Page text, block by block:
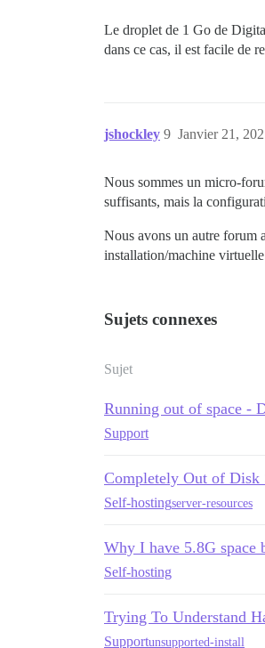
Le droplet de 1 Go de
dans ce cas, il est facile de
jshockley Janvier 21,
9
Nous sommes un micro-
suffisants, mais la
Nous avons un autre forum
installation/machine
Sujets connexes
Sujet
Running out of space -
Support
Completely Out of Disk
Self-hostingserver-resources
Why I have 5.8G space
Self-hosting
Trying To Understand
Supportunsupported-install